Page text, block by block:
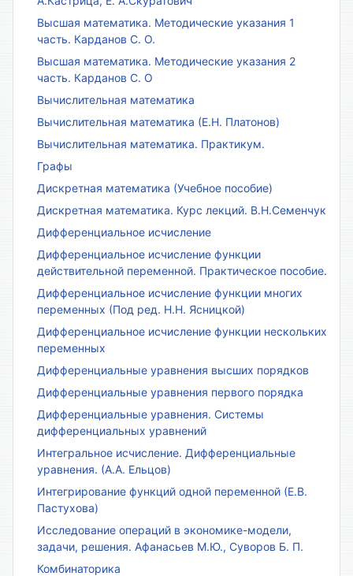
Высшая математика. Методические указания 1
часть. Карданов С. О.
Высшая математика. Методические указания 2
часть. Карданов С. О
Вычислительная математика
Вычислительная математика (Е.Н. Платонов)
Вычислительная математика. Практикум.
Графы
Дискретная математика (Учебное пособие)
Дискретная математика. Курс лекций. В.Н.Семенчук
Дифференциальное исчисление
Дифференциальное исчисление функции
действительной переменной. Практическое пособие.
Дифференциальное исчисление функции многих
переменных (Под ред. Н.Н. Ясницкой)
Дифференциальное исчисление функции нескольких
переменных
Дифференциальные уравнения высших порядков
Дифференциальные уравнения первого порядка
Дифференциальные уравнения. Системы
дифференциальных уравнений
Интегральное исчисление. Дифференциальные
уравнения. (А.А. Ельцов)
Интегрирование функций одной переменной (Е.В.
Пастухова)
Исследование операций в экономике-модели,
задачи, решения. Афанасьев М.Ю., Суворов Б. П.
Комбинаторика